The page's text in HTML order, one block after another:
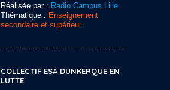
Réalisée par : Radio Campus Lille
Thématique : Enseignement
secondaire et supérieur
COLLECTIF ESA DUNKERQUE EN
LUTTE